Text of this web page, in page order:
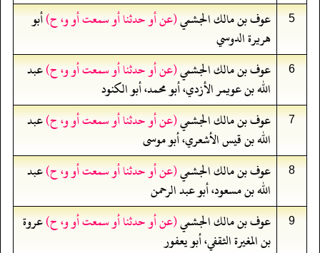
5 عوف بن مالك الجشمي(عن أو حدثنا أو سمعت أو و، ح)أبو
هريرة الدوسي
6 عوف بن مالك الجشمي(عن أو حدثنا أو سمعت أو و، ح)عبد
الله بن عويمر الأزدي، أبو محمد، أبو الكنود
7 عوف بن مالك الجشمي(عن أو حدثنا أو سمعت أو و، ح)عبد
الله بن قيس الأشعري، أبو موسى
8 عوف بن مالك الجشمي(عن أو حدثنا أو سمعت أو و، ح)عبد
الله بن مسعود، أبو عبد الرحمن
9 عوف بن مالك الجشمي(عن أو حدثنا أو سمعت أو و، ح)عروة
بن المغيرة الثقفي، أبو يعفور